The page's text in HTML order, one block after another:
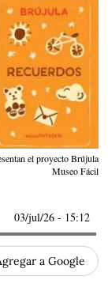
el proyecto Brújula
Museo Fácil
03/jul/26 - 15:12
a Google